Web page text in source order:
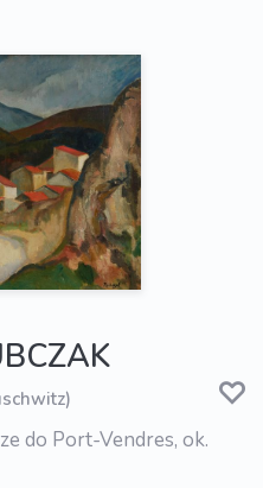
do Port-Vendres, ok.